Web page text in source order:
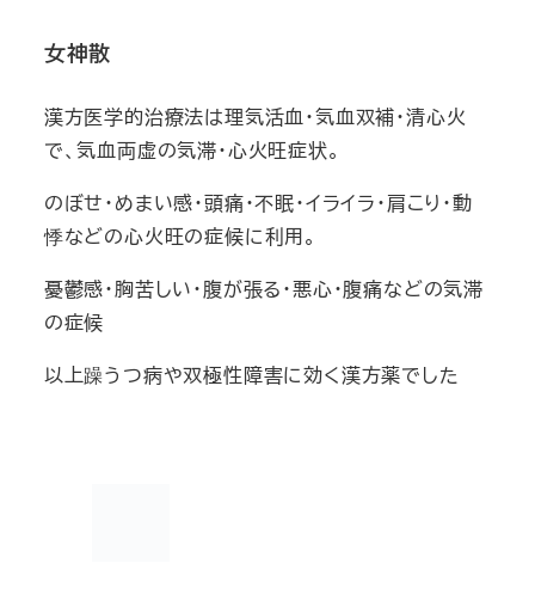
女神散
漢方医学的治療法は理気活血・気血双補・清心火
で、気血両虚の気滞・心火旺症状。
のぼせ・めまい感・頭痛・不眠・イライラ・肩こり・動
悸などの心火旺の症候に利用。
憂鬱感・胸苦しい・腹が張る・悪心・腹痛などの気滞
の症候
以上躁うつ病や双極性障害に効く漢方薬でした